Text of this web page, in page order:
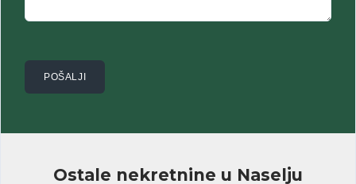
Ostale nekretnine u Naselju